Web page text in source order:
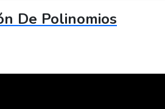
De Polinomios